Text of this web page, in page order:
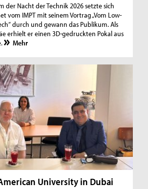
der Nacht der Technik 2026 setzte sich
vom IMPT mit seinem Vortrag „Vom Low-
durch und gewann das Publikum. Als
erhielt er einen 3D-gedruckten Pokal aus
Mehr
University in Dubai